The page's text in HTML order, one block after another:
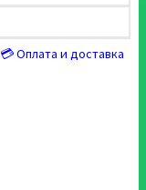
💳 Оплата и доставка